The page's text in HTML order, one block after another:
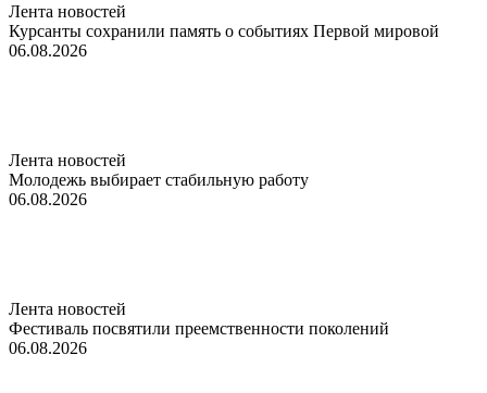
Лента новостей
Курсанты сохранили память о событиях Первой мировой
06.08.2026
Лента новостей
Молодежь выбирает стабильную работу
06.08.2026
Лента новостей
Фестиваль посвятили преемственности поколений
06.08.2026